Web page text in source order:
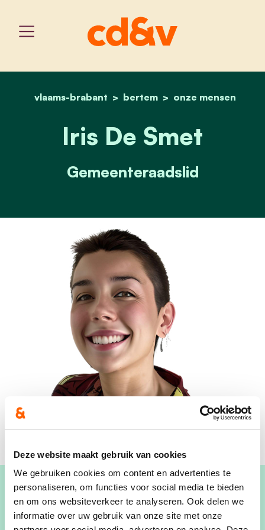
Deze website maakt gebruik van cookies
We gebruiken cookies om content en advertenties te
personaliseren, om functies voor social media te bieden
en om ons websiteverkeer te analyseren. Ook delen we
informatie over uw gebruik van onze site met onze
home
vlaams-brabant bertem onze mensen
iris de smet
Iris De Smet
Gemeenteraadslid